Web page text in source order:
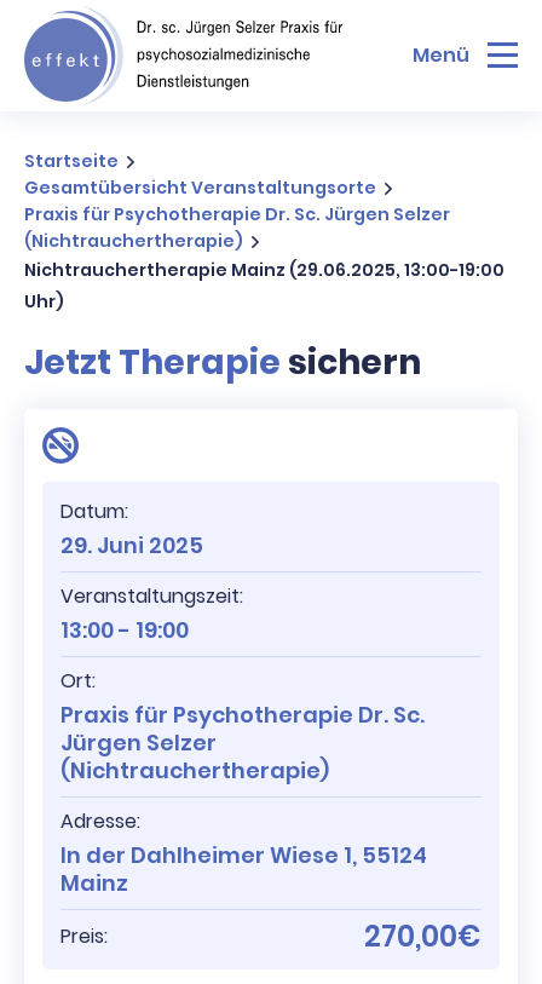
Menü
Startseite
Gesamtübersicht Veranstaltungsorte
Praxis für Psychotherapie Dr. Sc. Jürgen Selzer
(Nichtrauchertherapie)
Nichtrauchertherapie Mainz (29.06.2025, 13:00-19:00
Uhr)
Jetzt Therapie sichern
Datum:
29. Juni 2025
Veranstaltungszeit:
13:00 - 19:00
Ort:
Praxis für Psychotherapie Dr. Sc.
Jürgen Selzer
(Nichtrauchertherapie)
Adresse:
In der Dahlheimer Wiese 1, 55124
Mainz
Preis: 270,00€